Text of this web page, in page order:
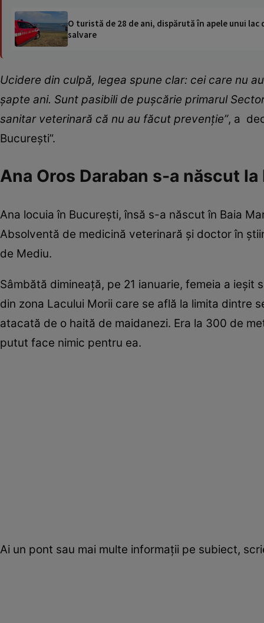
O turistă de 28 de ani, dispărută în apele unui
salvare
Ucidere din culpă, legea spune clar: cei care nu
șapte ani. Sunt pasibili de pușcărie primarul
sanitar veterinară că nu au făcut prevenție”, a
București”.
Ana Oros Daraban s-a născut la
Ana locuia în Bucureşti, însă s-a născut în Baia
Absolventă de medicină veterinară şi doctor în
de Mediu.
Sâmbătă dimineaţă, pe 21 ianuarie, femeia a
din zona Lacului Morii care se află la limita dintre
atacată de o haită de maidanezi. Era la 300 de
putut face nimic pentru ea.
Ai un pont sau mai multe informații pe subiect,